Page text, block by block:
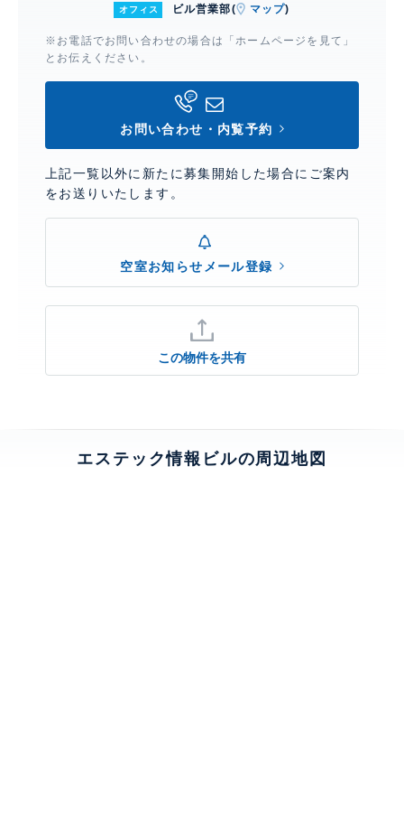
オフィス ビル営業部( マップ)
※お電話でお問い合わせの場合は「ホームページを見て」
とお伝えください。
お問い合わせ・内覧予約
上記一覧以外に新たに募集開始した場合にご案内
をお送りいたします。
空室お知らせメール登録
この物件を共有
エステック情報ビルの周辺地図